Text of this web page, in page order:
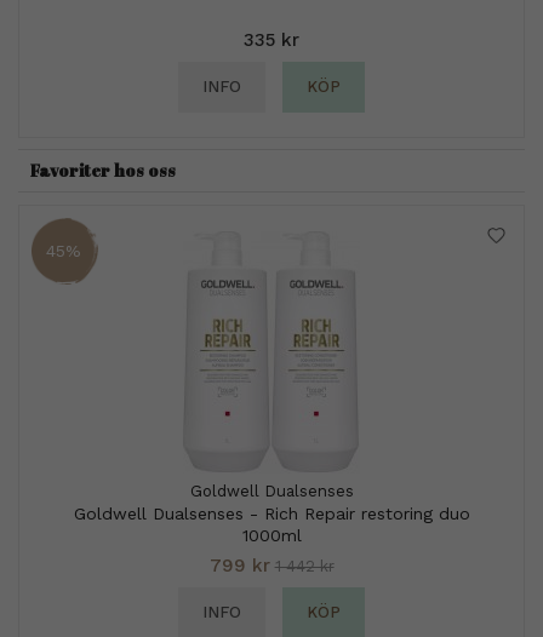
335 kr
INFO KÖP
Favoriter hos oss
45%
Goldwell Dualsenses
Goldwell Dualsenses - Rich Repair restoring duo
1000ml
799 kr 1 442 kr
INFO KÖP